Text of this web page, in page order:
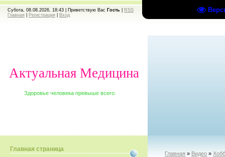
Субота, 08.08.2026, 18:43 | Приветствую Вас Гость
RSS
Главная
Регистрация Вход
Актуальная Медицина
Здоровье человека превыше всего.
Главная страница
Главная » Видео »